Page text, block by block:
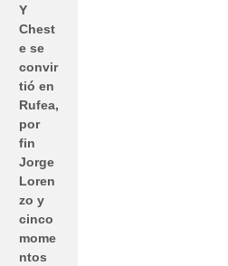
Y
Chest
e se
convir
tió en
Rufea,
por
fin
Jorge
Loren
zo y
cinco
mome
ntos